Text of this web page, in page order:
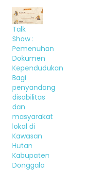
Talk
Show :
Pemenuhan
Dokumen
Kependudukan
Bagi
penyandang
disabilitas
dan
masyarakat
lokal di
Kawasan
Hutan
Kabupaten
Donggala